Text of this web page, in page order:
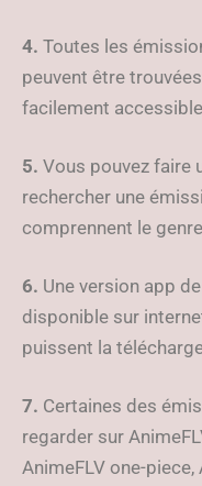
4. Toutes les
peuvent être
facilement
5. Vous pouvez faire
rechercher une
comprennent le
6. Une version app
disponible sur
puissent la
7. Certaines des
regarder sur
AnimeFLV one-